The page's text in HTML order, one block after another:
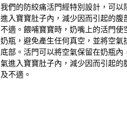
我們的防絞痛活門經特別設計，可以
進入寶寶肚子內，減少因而引起的腹
不適。餵哺寶寶時，奶嘴上的活門使
奶瓶，避免產生任何真空，並將空氣
底部。活門可以將空氣保留在奶瓶內
氣進入寶寶肚子內，減少因而引起的
及不適。